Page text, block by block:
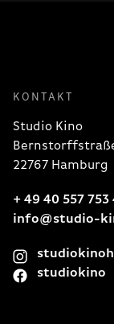
KONTAKT
Studio Kino
22767 Hamburg
+ 49 40 557 753
info@studio-
studiokino